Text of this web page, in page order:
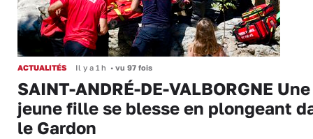
ACTUALITÉS Il y a 1 h • vu 97 fois
SAINT-ANDRÉ-DE-VALBORGNE Une
jeune fille se blesse en plongeant
le Gardon